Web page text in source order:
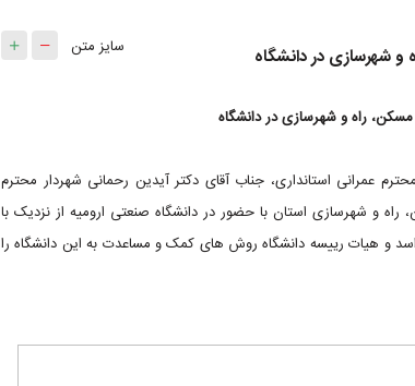
و شهرسازی در دانشگاه سایز متن
راه و شهرسازی در دانشگاه
عمرانی استانداری، جناب آقای دکتر آیدین رحمانی شهردار محترم
راه و شهرسازی استان با حضور در دانشگاه صنعتی ارومیه از نزدیک با
و هیات رییسه دانشگاه روش های کمک و مساعدت به این دانشگاه را